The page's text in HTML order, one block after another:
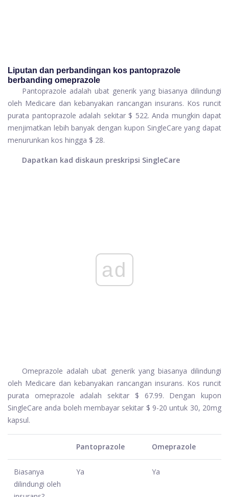
Liputan dan perbandingan kos pantoprazole
berbanding omeprazole
Pantoprazole adalah ubat generik yang biasanya dilindungi
oleh Medicare dan kebanyakan rancangan insurans. Kos runcit
purata pantoprazole adalah sekitar $ 522. Anda mungkin dapat
menjimatkan lebih banyak dengan kupon SingleCare yang dapat
menurunkan kos hingga $ 28.
Dapatkan kad diskaun preskripsi SingleCare
ad
Omeprazole adalah ubat generik yang biasanya dilindungi
oleh Medicare dan kebanyakan rancangan insurans. Kos runcit
purata omeprazole adalah sekitar $ 67.99. Dengan kupon
SingleCare anda boleh membayar sekitar $ 9-20 untuk 30, 20mg
kapsul.
Pantoprazole Omeprazole
Biasanya
dilindungi oleh
Ya Ya